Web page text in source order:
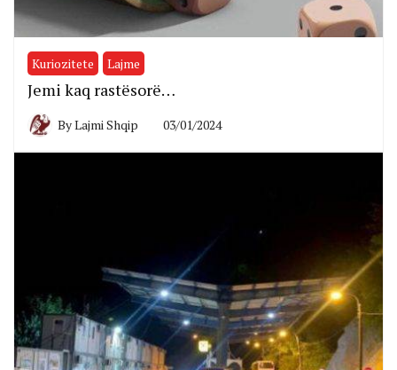
Kuriozitete Lajme
Jemi kaq rastësorë…
ByLajmi Shqip 03/01/2024